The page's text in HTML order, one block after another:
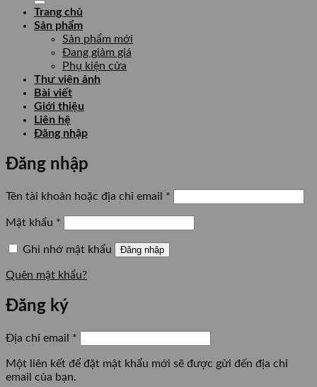
Trang chủ
Sản phẩm
Sản phẩm mới
Đang giảm giá
Phụ kiện cửa
Thư viện ảnh
Bài viết
Giới thiệu
Liên hệ
Đăng nhập
Đăng nhập
Tên tài khoản hoặc địa chỉ email *
Mật khẩu *
Ghi nhớ mật khẩu
Đăng nhập
Quên mật khẩu?
Đăng ký
Địa chỉ email *
buộc
Một liên kết để đặt mật khẩu mới sẽ được gửi đến địa chỉ
email của bạn.